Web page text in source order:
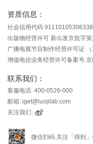
资质信息：
社会信用代码
出版物经营许可 新出发京批字
广播电视节目制作经营许可证
增值电信业务经营许可备案号
联系我们：
客服电话: 400-0526-000
邮箱: iget@luojilab.com
关注我们:
微信扫码 关注「得到